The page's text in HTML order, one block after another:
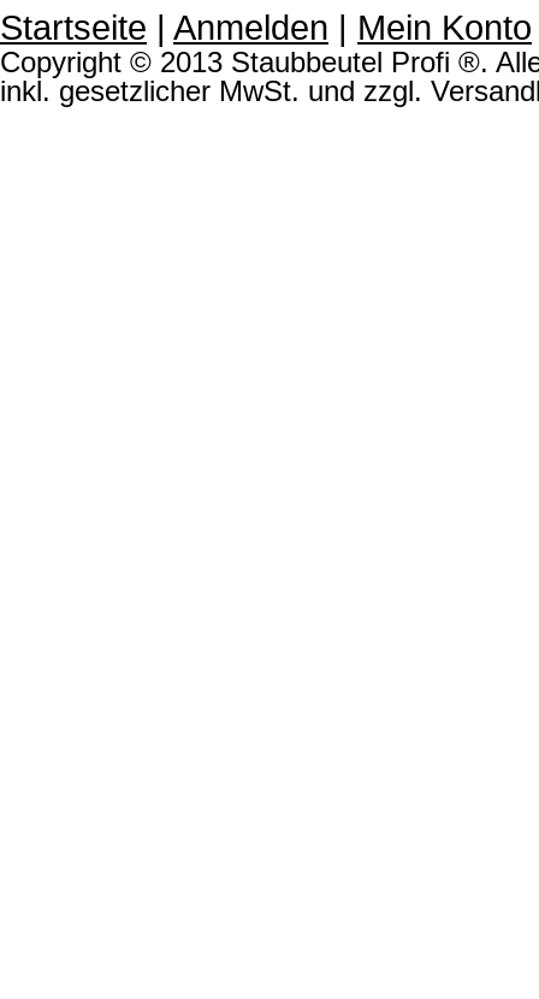
Startseite | Anmelden | Mein Konto
Copyright © 2013 Staubbeutel Profi ®.
inkl. gesetzlicher MwSt. und zzgl.